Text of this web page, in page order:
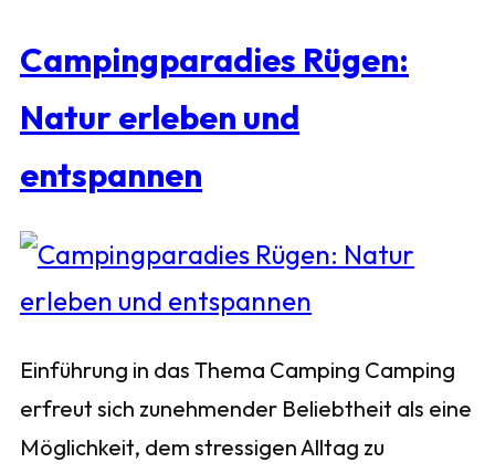
Campingparadies Rügen:
Natur erleben und
entspannen
Einführung in das Thema Camping Camping
erfreut sich zunehmender Beliebtheit als eine
Möglichkeit, dem stressigen Alltag zu